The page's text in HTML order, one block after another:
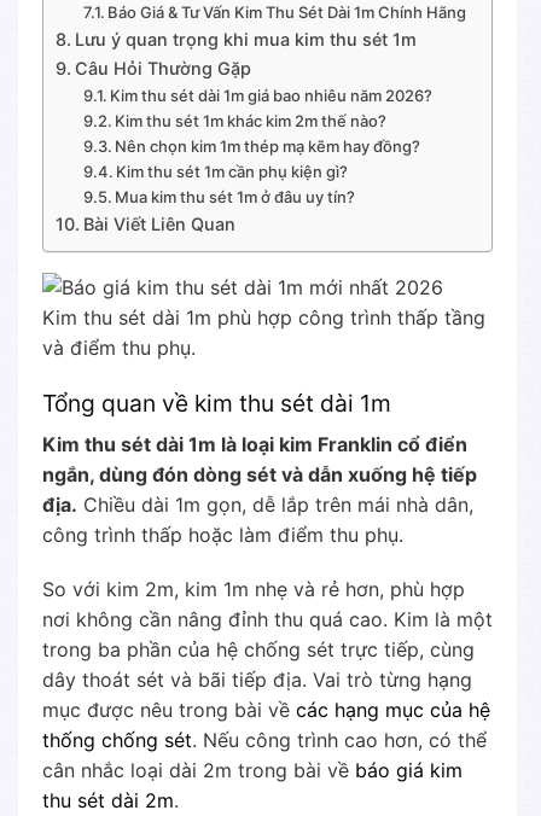
Báo Giá & Tư Vấn Kim Thu Sét Dài 1m Chính Hãng
Lưu ý quan trọng khi mua kim thu sét 1m
Câu Hỏi Thường Gặp
Kim thu sét dài 1m giá bao nhiêu năm 2026?
Kim thu sét 1m khác kim 2m thế nào?
Nên chọn kim 1m thép mạ kẽm hay đồng?
Kim thu sét 1m cần phụ kiện gì?
Mua kim thu sét 1m ở đâu uy tín?
Bài Viết Liên Quan
Kim thu sét dài 1m phù hợp công trình thấp tầng
và điểm thu phụ.
Tổng quan về kim thu sét dài 1m
Kim thu sét dài 1m là loại kim Franklin cổ điển
ngắn, dùng đón dòng sét và dẫn xuống hệ tiếp
địa. Chiều dài 1m gọn, dễ lắp trên mái nhà dân,
công trình thấp hoặc làm điểm thu phụ.
So với kim 2m, kim 1m nhẹ và rẻ hơn, phù hợp
nơi không cần nâng đỉnh thu quá cao. Kim là một
trong ba phần của hệ chống sét trực tiếp, cùng
dây thoát sét và bãi tiếp địa. Vai trò từng hạng
mục được nêu trong bài về các hạng mục của hệ
thống chống sét. Nếu công trình cao hơn, có thể
cân nhắc loại dài 2m trong bài về báo giá kim
thu sét dài 2m.